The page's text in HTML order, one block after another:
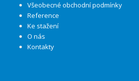
Všeobecné obchodní podmínky
Reference
Ke stažení
O nás
Kontakty